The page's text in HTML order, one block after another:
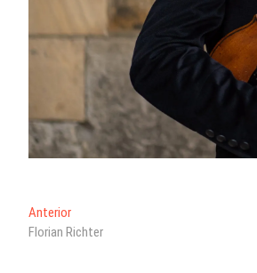
Navegación
de
AnteriorEntrada
anterior:
Florian Richter